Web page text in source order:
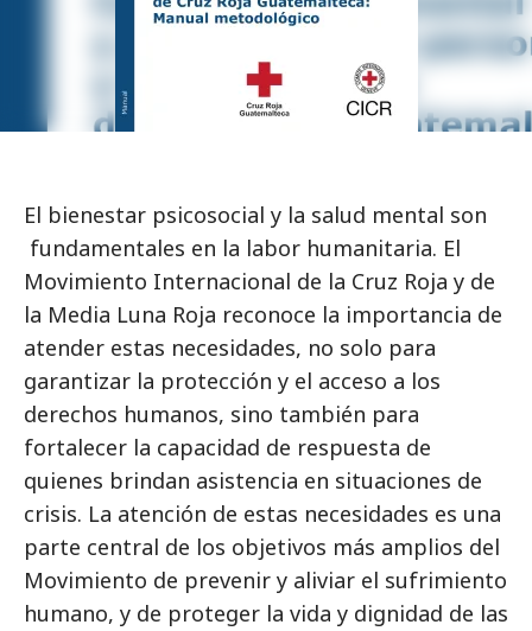
El bienestar psicosocial y la salud mental son
fundamentales en la labor humanitaria. El
Movimiento Internacional de la Cruz Roja y de
la Media Luna Roja reconoce la importancia de
atender estas necesidades, no solo para
garantizar la protección y el acceso a los
derechos humanos, sino también para
fortalecer la capacidad de respuesta de
quienes brindan asistencia en situaciones de
crisis. La atención de estas necesidades es una
parte central de los objetivos más amplios del
Movimiento de prevenir y aliviar el sufrimiento
humano, y de proteger la vida y dignidad de las